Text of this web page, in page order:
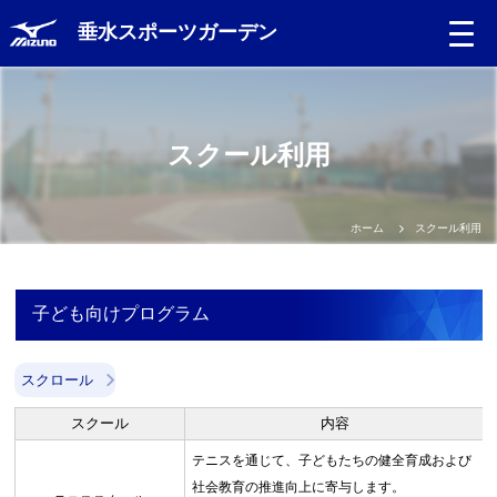
垂水スポーツガーデン
日本語
中文（繁体）
Portugues
スクール利用
ホーム スクール利用
子ども向けプログラム
スクロール
スクール 内容
テニスを通じて、子どもたちの健全育成および
社会教育の推進向上に寄与します。